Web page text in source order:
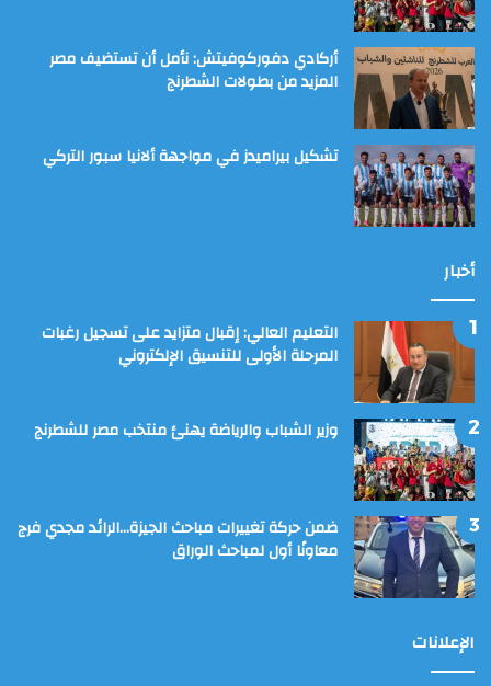
أركادي دفوركوفيتش: نأمل أن تستضيف مصر
المزيد من بطولات الشطرنج
تشكيل بيراميدز في مواجهة ألانيا سبور التركي
أخبار
التعليم العالي: إقبال متزايد على تسجيل رغبات
المرحلة الأولى للتنسيق الإلكتروني
وزير الشباب والرياضة يهنئ منتخب مصر للشطرنج
ضمن حركة تغييرات مباحث الجيزة…الرائد مجدي فرج
معاونًا أول لمباحث الوراق
الإعلانات